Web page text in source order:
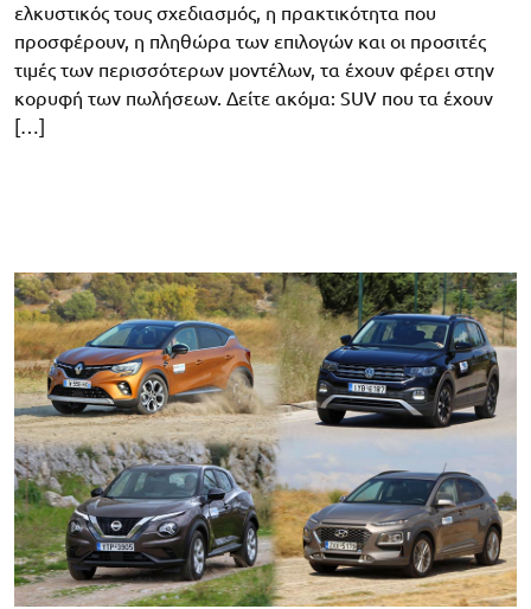
ελκυστικός τους σχεδιασμός, η πρακτικότητα που
προσφέρουν, η πληθώρα των επιλογών και οι προσιτές
τιμές των περισσότερων μοντέλων, τα έχουν φέρει στην
κορυφή των πωλήσεων. Δείτε ακόμα: SUV που τα έχουν
[…]